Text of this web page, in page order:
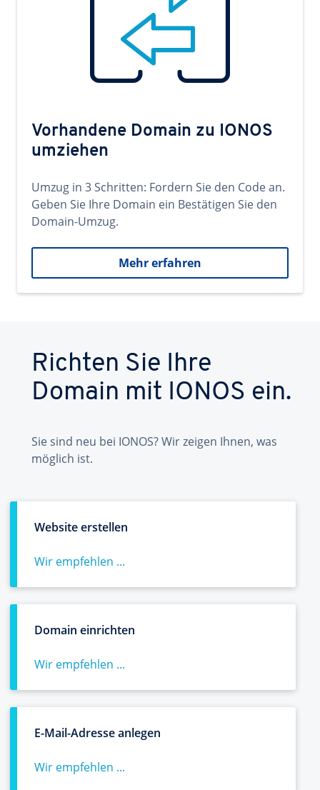
Vorhandene Domain zu IONOS
umziehen
Umzug in 3 Schritten: Fordern Sie den Code an.
Geben Sie Ihre Domain ein Bestätigen Sie den
Domain-Umzug.
Mehr erfahren
Richten Sie Ihre
Domain mit IONOS ein.
Sie sind neu bei IONOS? Wir zeigen Ihnen, was
möglich ist.
Website erstellen
Wir empfehlen ...
Domain einrichten
Wir empfehlen ...
E-Mail-Adresse anlegen
Wir empfehlen ...